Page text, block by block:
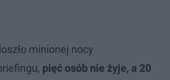
minionej nocy
pięć osób nie żyje, a 20